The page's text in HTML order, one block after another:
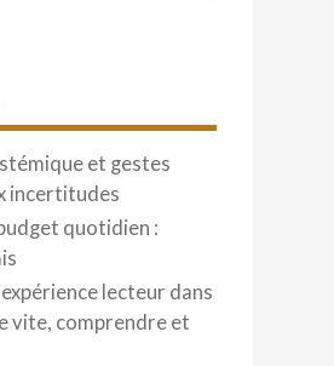
et gestes
incertitudes
quotidien :
lecteur dans
vite, comprendre et